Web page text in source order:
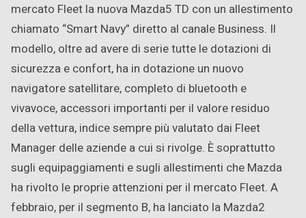
mercato Fleet la nuova Mazda5 TD con un allestimento
chiamato “Smart Navy” diretto al canale Business. Il
modello, oltre ad avere di serie tutte le dotazioni di
sicurezza e confort, ha in dotazione un nuovo
navigatore satellitare, completo di bluetooth e
vivavoce, accessori importanti per il valore residuo
della vettura, indice sempre più valutato dai Fleet
Manager delle aziende a cui si rivolge. È soprattutto
sugli equipaggiamenti e sugli allestimenti che Mazda
ha rivolto le proprie attenzioni per il mercato Fleet. A
febbraio, per il segmento B, ha lanciato la Mazda2